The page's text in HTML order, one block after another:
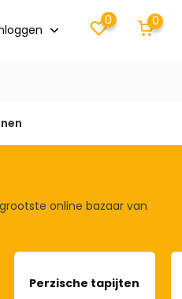
0 0
online bazaar van
Perzische tapijten